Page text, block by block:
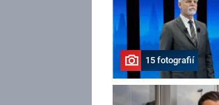
15 fotografií